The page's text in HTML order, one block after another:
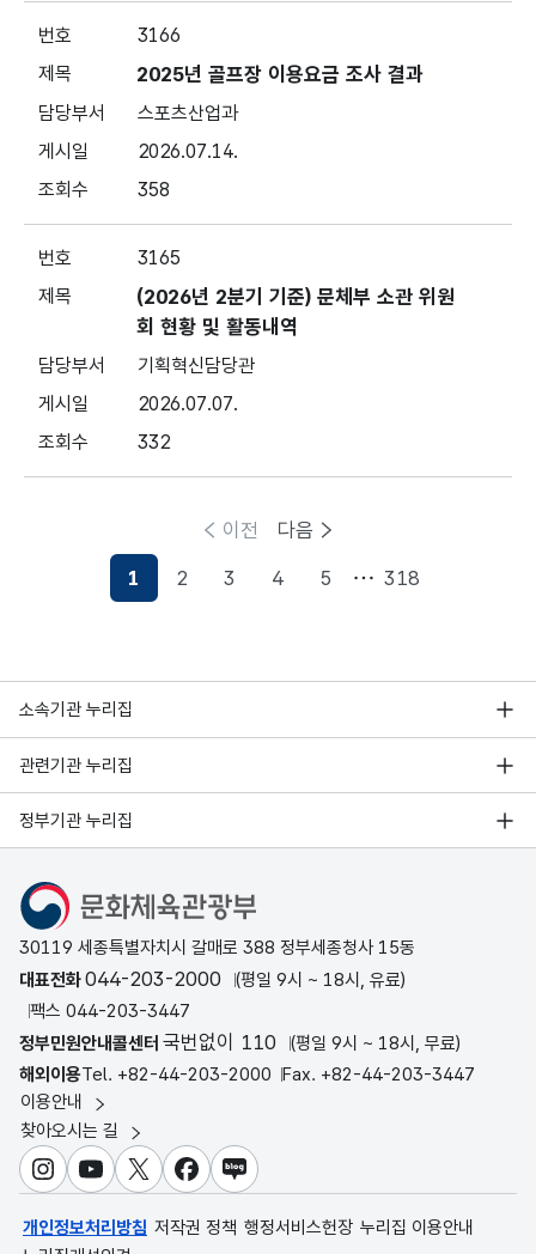
3166
2025년 골프장 이용요금 조사 결과
스포츠산업과
2026.07.14.
358
3165
(2026년 2분기 기준) 문체부 소관 위원
회 현황 및 활동내역
기획혁신담당관
2026.07.07.
332
이전
현재페이지
1 2 3 4 5 318
다음
소속기관 누리집
관련기관 누리집
정부기관 누리집
문화체육관광부
30119 세종특별자치시 갈매로 388 정부세종청사 15동
대표전화044-203-2000
(평일 9시 ~ 18시, 유료)
팩스 044-203-3447
정부민원안내콜센터 국번없이 110
(평일 9시 ~ 18시, 무료)
해외이용Tel. +82-44-203-2000 Fax. +82-44-203-3447
이용안내
찾아오시는 길
인스타그램
유튜브X 페이스북
블로그
개인정보처리방침 저작권 정책 행정서비스헌장 누리집 이용안내